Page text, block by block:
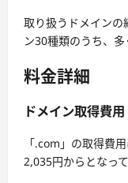
取り扱うドメインの
ン30種類のうち、多
料金詳細
ドメイン取得費用
「.com」の取得費
2,035円からとなって